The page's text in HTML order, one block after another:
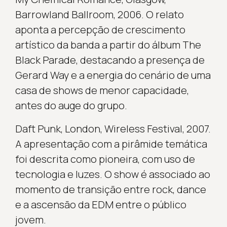
Barrowland Ballroom, 2006. O relato
aponta a percepção de crescimento
artístico da banda a partir do álbum The
Black Parade, destacando a presença de
Gerard Way e a energia do cenário de uma
casa de shows de menor capacidade,
antes do auge do grupo.
Daft Punk, London, Wireless Festival, 2007.
A apresentação com a pirâmide temática
foi descrita como pioneira, com uso de
tecnologia e luzes. O show é associado ao
momento de transição entre rock, dance
e a ascensão da EDM entre o público
jovem.